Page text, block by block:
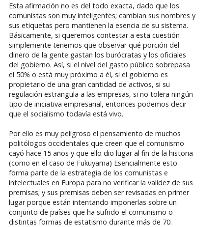
Esta afirmación no es del todo exacta, dado que los
comunistas son muy inteligentes; cambian sus nombres y
sus etiquetas pero mantienen la esencia de su sistema.
Básicamente, si queremos contestar a esta cuestión
simplemente tenemos que observar qué porción del
dinero de la gente gastan los burócratas y los oficiales
del gobierno. Así, si el nivel del gasto público sobrepasa
el 50% o está muy próximo a él, si el gobierno es
propietario de una gran cantidad de activos, si su
regulación estrangula a las empresas, si no tolera ningún
tipo de iniciativa empresarial, entonces podemos decir
que el socialismo todavía está vivo.
Por ello es muy peligroso el pensamiento de muchos
politólogos occidentales que creen que el comunismo
cayó hace 15 años y que ello dio lugar al fin de la historia
(como en el caso de Fukuyama) Esencialmente esto
forma parte de la estrategia de los comunistas e
intelectuales en Europa para no verificar la validez de sus
premisas; y sus premisas deben ser revisadas en primer
lugar porque están intentando imponerlas sobre un
conjunto de países que ha sufrido el comunismo o
distintas formas de estatismo durante más de 70.